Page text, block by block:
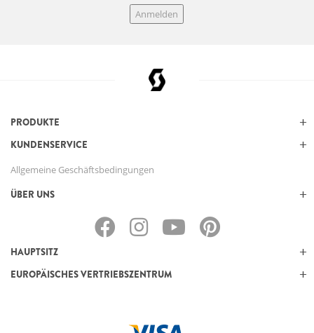
Anmelden
PRODUKTE
KUNDENSERVICE
Allgemeine Geschäftsbedingungen
ÜBER UNS
HAUPTSITZ
EUROPÄISCHES VERTRIEBSZENTRUM